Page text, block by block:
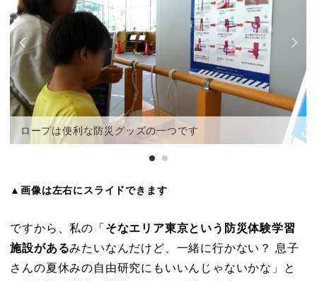
ロープは便利な防災グッズの一つです
▲画像は左右にスライドできます
ですから、私の「 そなエリア東京という防災体験学習
施設があるみたいなんだけど、一緒に行かない？ 息子
さんの夏休みの自由研究にもいいんじゃないかな」と